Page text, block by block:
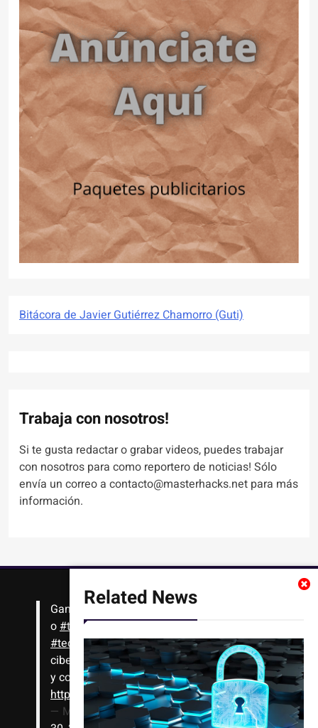
Related News
Bitácora de Javier Gutiérrez Chamorro (Guti)
Trabaja con nosotros!
Si te gusta redactar o grabar videos, puedes trabajar
con nosotros para como reportero de noticias! Sólo
envía un correo a contacto@masterhacks.net para más
información.
Gana #Bitcoin solo con leer artículos, noticias
o#tutoriales
#tecnología,#criptomonedas, seguridad
cibernética y más!! Sólo tienes que registrarte
y comenzar a navegar
https://t.co/1KjkllJEit
— Masterhacks (@Masterhacks_net)August